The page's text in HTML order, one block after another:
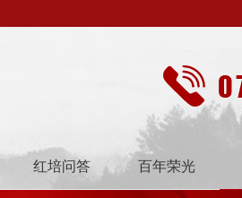
红培问答 百年荣光